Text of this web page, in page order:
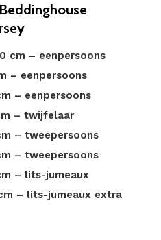
cm – eenpersoons
– eenpersoons
– eenpersoons
– twijfelaar
– tweepersoons
– tweepersoons
– lits-jumeaux
– lits-jumeaux extra